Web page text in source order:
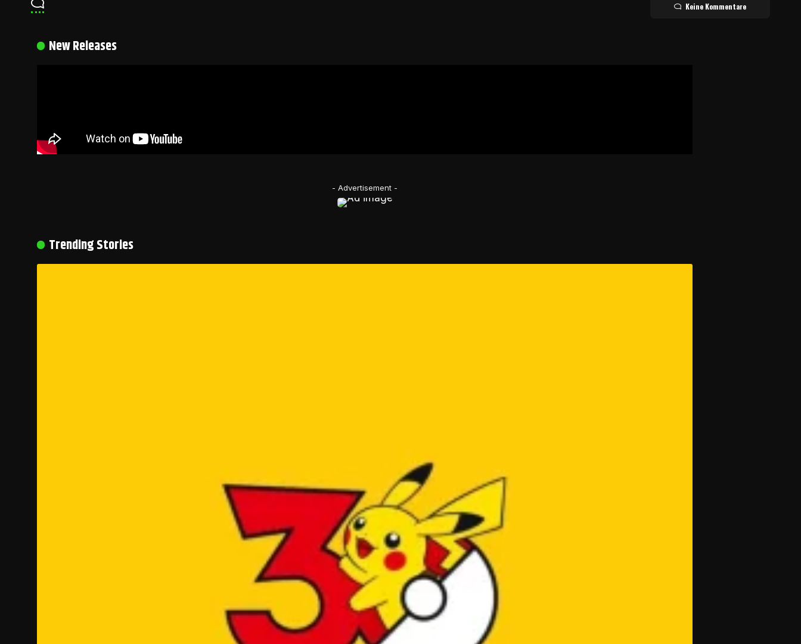
Keine Kommentare
New Releases
- Advertisement -
Trending Stories